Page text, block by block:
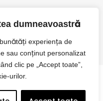
dumneavoastră
experiența de
sau conținut personalizat
clic pe „Accept toate”,
urilor.